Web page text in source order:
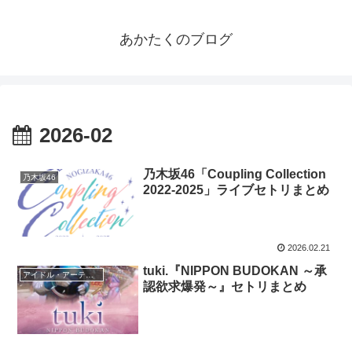
あかたくのブログ
2026-02
乃木坂46
乃木坂46「Coupling Collection
2022-2025」ライブセトリまとめ
2026.02.21
tuki.『NIPPON BUDOKAN ～承
認欲求爆発～』セトリまとめ